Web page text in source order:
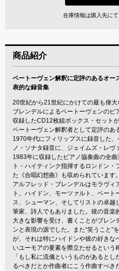
在庫情報は購入先にて
商品紹介
ベートーヴェン解釈に定評のあるオー
表的な録音集
20世紀から21世紀にかけての最も偉大
ブレンデルによるベートーヴェンのピ
収録したCD12枚組ボックス・セット
ベートーヴェン解釈者として定評のあ
1970年代にフィリップスに録音した
ノ・ソナタ録音に、ジェイムズ・レヴ
1983年に収録したピアノ協奏曲の全
ト・ハイティンク指揮するロンドン
た《合唱幻想曲》も収められています。
アルフレッド・ブレンデルはモラヴィ
ト。ハイドン、モーツァルト、ベー
ス、シューマン、そしてリストの卓越
筆家、詩人でもありました。彼の音楽
大きな影響を受け、書くことがブレン
ンと表現の源でした。また“笑うこと”
が、それは特にハイドンや彼の好きな
いユーモアの要素を際立たせるという
「もし私に流儀というものがあると
るべきだとか作曲者にこう作曲すべ